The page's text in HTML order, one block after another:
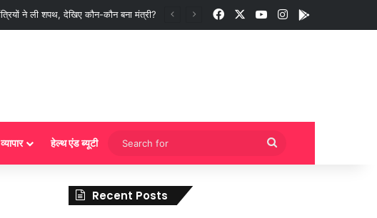
दिन बाद होगी बुकिंग? FacebookYouTubeInstagram
व्यापार हेल्थ एंड ब्यूटी
Search
for
Recent Posts